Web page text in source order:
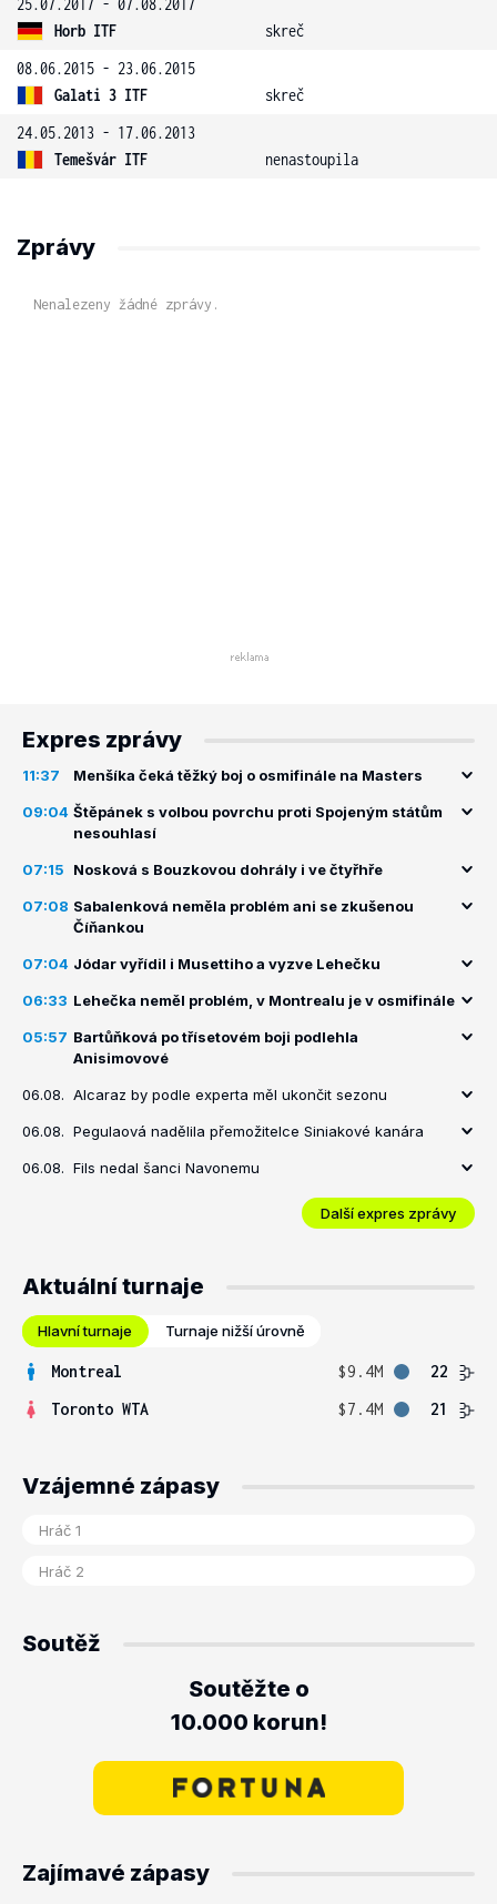
25.07.2017 - 07.08.2017
Horb ITF
skreč
08.06.2015 - 23.06.2015
Galati 3 ITF
skreč
24.05.2013 - 17.06.2013
Temešvár ITF
nenastoupila
Zprávy
Nenalezeny žádné zprávy.
Expres zprávy
11:37 Menšíka čeká těžký boj o osmifinále na Masters
09:04 Štěpánek s volbou povrchu proti Spojeným státům
nesouhlasí
07:15 Nosková s Bouzkovou dohrály i ve čtyřhře
07:08 Sabalenková neměla problém ani se zkušenou
Číňankou
07:04 Jódar vyřídil i Musettiho a vyzve Lehečku
06:33 Lehečka neměl problém, v Montrealu je v osmifinále
05:57 Bartůňková po třísetovém boji podlehla
Anisimovové
06.08. Alcaraz by podle experta měl ukončit sezonu
06.08. Pegulaová nadělila přemožitelce Siniakové kanára
06.08. Fils nedal šanci Navonemu
Další expres zprávy
Aktuální turnaje
Hlavní turnaje Turnaje nižší úrovně
Montreal $9.4M
22
Toronto WTA
$7.4M 21
Vzájemné zápasy
Soutěž
Soutěžte o
10.000 korun!
Zajímavé zápasy